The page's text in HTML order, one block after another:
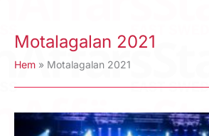
Motalagalan 2021
Hem Motalagalan 2021